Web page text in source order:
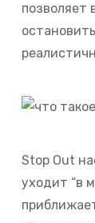
позволяет
Stop Out
уходит “в